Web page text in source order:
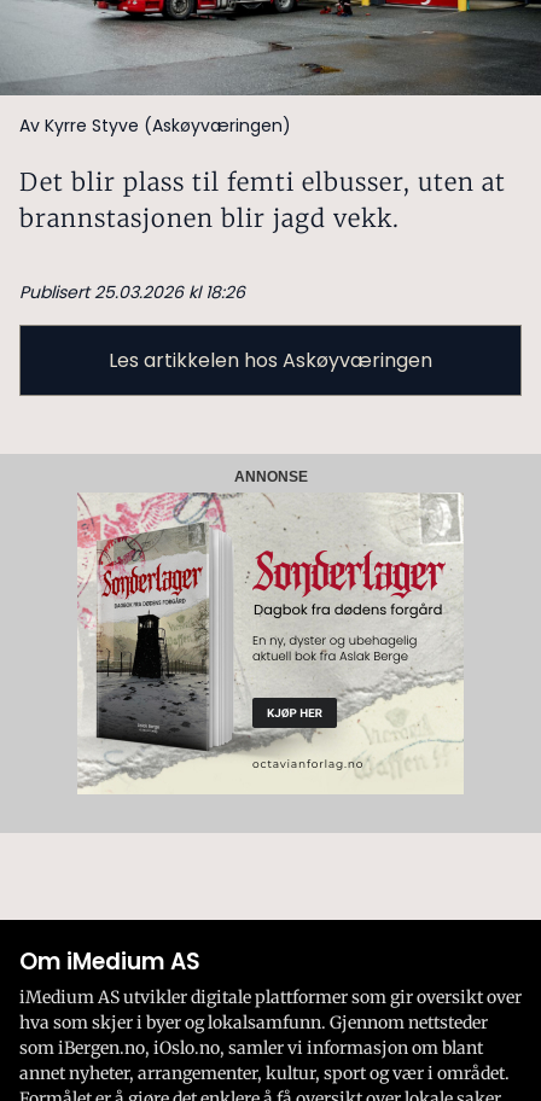
Av Kyrre Styve (Askøyværingen)
Det blir plass til femti elbusser, uten at
brannstasjonen blir jagd vekk.
Publisert 25.03.2026 kl 18:26
Les artikkelen hos Askøyværingen
ANNONSE
Om iMedium AS
iMedium AS utvikler digitale plattformer som gir oversikt over
hva som skjer i byer og lokalsamfunn. Gjennom nettsteder
som iBergen.no, iOslo.no, samler vi informasjon om blant
annet nyheter, arrangementer, kultur, sport og vær i området.